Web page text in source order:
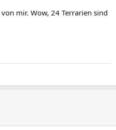
mir. Wow, 24 Terrarien sind